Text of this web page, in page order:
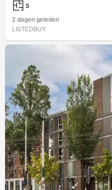
5
2 dagen geleden
LISTEDBUY